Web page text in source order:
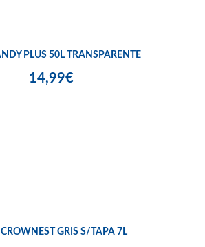
PLUS 50L TRANSPARENTE
14,99€
GRIS S/TAPA 7L